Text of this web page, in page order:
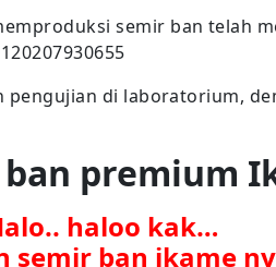
semir ban telah
pengujian di laboratorium,
premium
haloo kak…
semir ban ikame